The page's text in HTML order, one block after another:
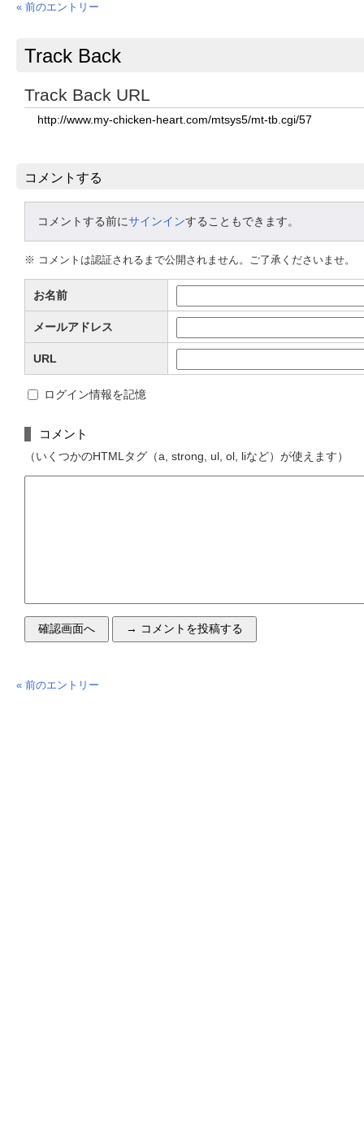
« 前のエントリー
Track Back
Track Back URL
コメントする
コメントする前にサインインすることもできます。
※ コメントは認証されるまで公開されません。ご了承くださいませ。
お名前
メールアドレス
URL
ログイン情報を記憶
コメント
（いくつかのHTMLタグ（a, strong, ul, ol, liなど）が使えます）
« 前のエントリー